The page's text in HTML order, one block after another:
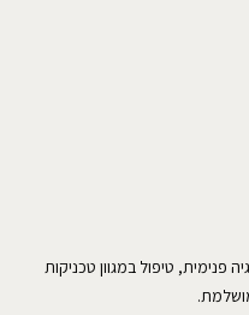
פנימית, טיפול במגוון טכניקות
מושלמת.